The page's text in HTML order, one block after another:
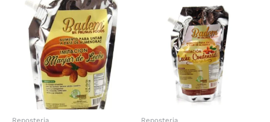
Reposteria Reposteria